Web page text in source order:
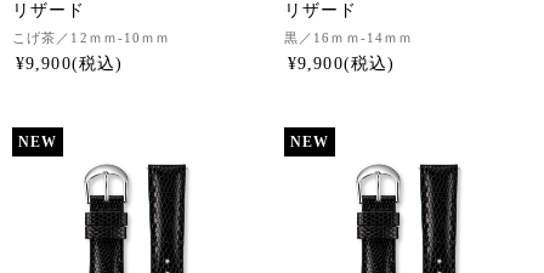
リザード
こげ茶 ／12ｍｍ-10ｍｍ
¥9,900
リザード
黒 ／16ｍｍ-14ｍｍ
¥9,900
NEW NEW